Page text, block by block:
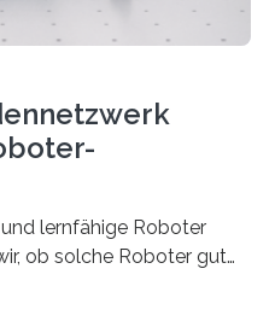
lernfähige Roboter
ob solche Roboter gut
Marie Skłodowska-Curie